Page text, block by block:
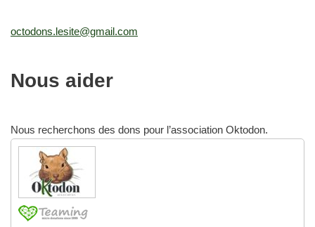
octodons.lesite@gmail.com
Nous aider
Nous recherchons des dons pour l’association Oktodon.